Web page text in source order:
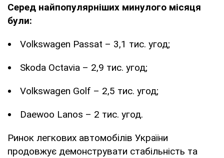
Серед найпопулярніших минулого місяця
були:
Volkswagen Passat – 3,1 тис. угод;
Skoda Octavia – 2,9 тис. угод;
Volkswagen Golf – 2,5 тис. угод;
Daewoo Lanos – 2 тис. угод.
Ринок легкових автомобілів України
продовжує демонструвати стабільність та